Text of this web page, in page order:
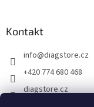
Kontakt
info@diagstore.cz
+420 774 680 468
diagstore.cz